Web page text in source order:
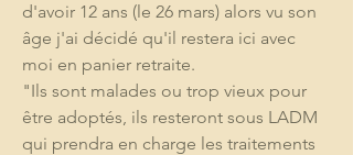
d'avoir 12 ans (le 26 mars) alors vu son
âge j'ai décidé qu'il restera ici avec
moi en panier retraite.
"Ils sont malades ou trop vieux pour
être adoptés, ils resteront sous LADM
qui prendra en charge les traitements